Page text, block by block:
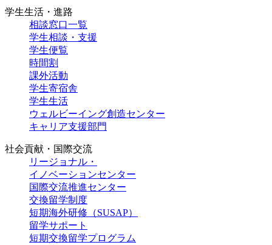
学生生活・進路
相談窓口一覧
学生相談・支援
学生便覧
時間割
課外活動
学生寄宿舎
学生生活
ウェルビーイング創造センター
キャリア支援部門
社会貢献・国際交流
リージョナル・
イノベーションセンター
国際交流推進センター
交換留学制度
短期海外研修（SUSAP）
留学サポート
短期交換留学プログラム